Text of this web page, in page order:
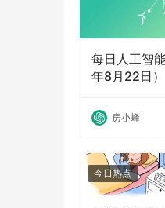
每日人工智
年8月22日）
房小蜂
今日热点